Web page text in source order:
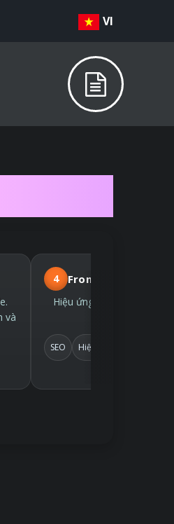
VI
và
4 Front-end hiện đại
Hiệu ứng nhẹ, SEO sớm
SEO Hiệu ứng nhẹ